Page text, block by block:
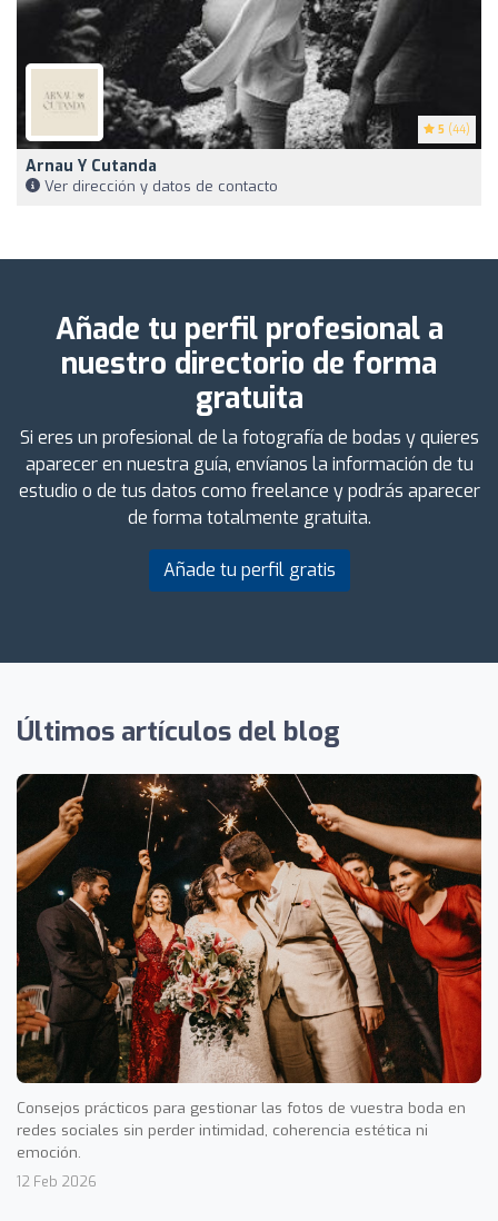
5 (44)
Arnau Y Cutanda
Ver dirección y datos de contacto
Añade tu perfil profesional a
nuestro directorio de forma
gratuita
Si eres un profesional de la fotografía de bodas y quieres
aparecer en nuestra guía, envíanos la información de tu
estudio o de tus datos como freelance y podrás aparecer
de forma totalmente gratuita.
Añade tu perfil gratis
Últimos artículos del blog
Consejos prácticos para gestionar las fotos de vuestra boda en
redes sociales sin perder intimidad, coherencia estética ni
emoción.
12 Feb 2026